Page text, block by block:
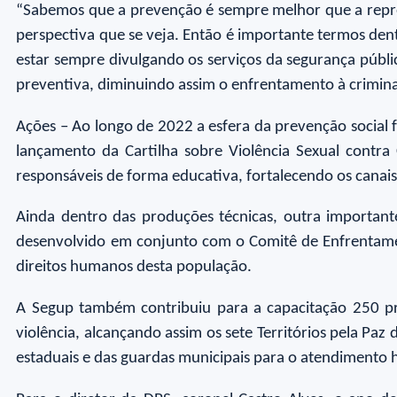
“Sabemos que a prevenção é sempre melhor que a
perspectiva que se veja. Então é importante termos
estar sempre divulgando os serviços da segurança
preventiva, diminuindo assim o enfrentamento à
Ações – Ao longo de 2022 a esfera da prevenção
lançamento da Cartilha sobre Violência Sexual
responsáveis de forma educativa, fortalecendo os
Ainda dentro das produções técnicas, outra
desenvolvido em conjunto com o Comitê de
direitos humanos desta população.
A Segup também contribuiu para a capacitação 250
violência, alcançando assim os sete Territórios pela
estaduais e das guardas municipais para o